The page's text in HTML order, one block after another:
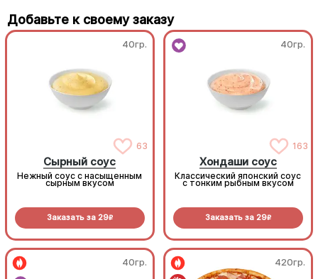
Добавьте к своему заказу
40гр.
63
Сырный соус
Нежный соус с насыщенным
сырным вкусом
Заказать за 29R
40гр.
163
Хондаши соус
Классический японский соус
с тонким рыбным вкусом
Заказать за 29R
40гр. 420гр.